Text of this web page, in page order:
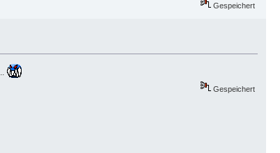
Gespeichert
Gespeichert